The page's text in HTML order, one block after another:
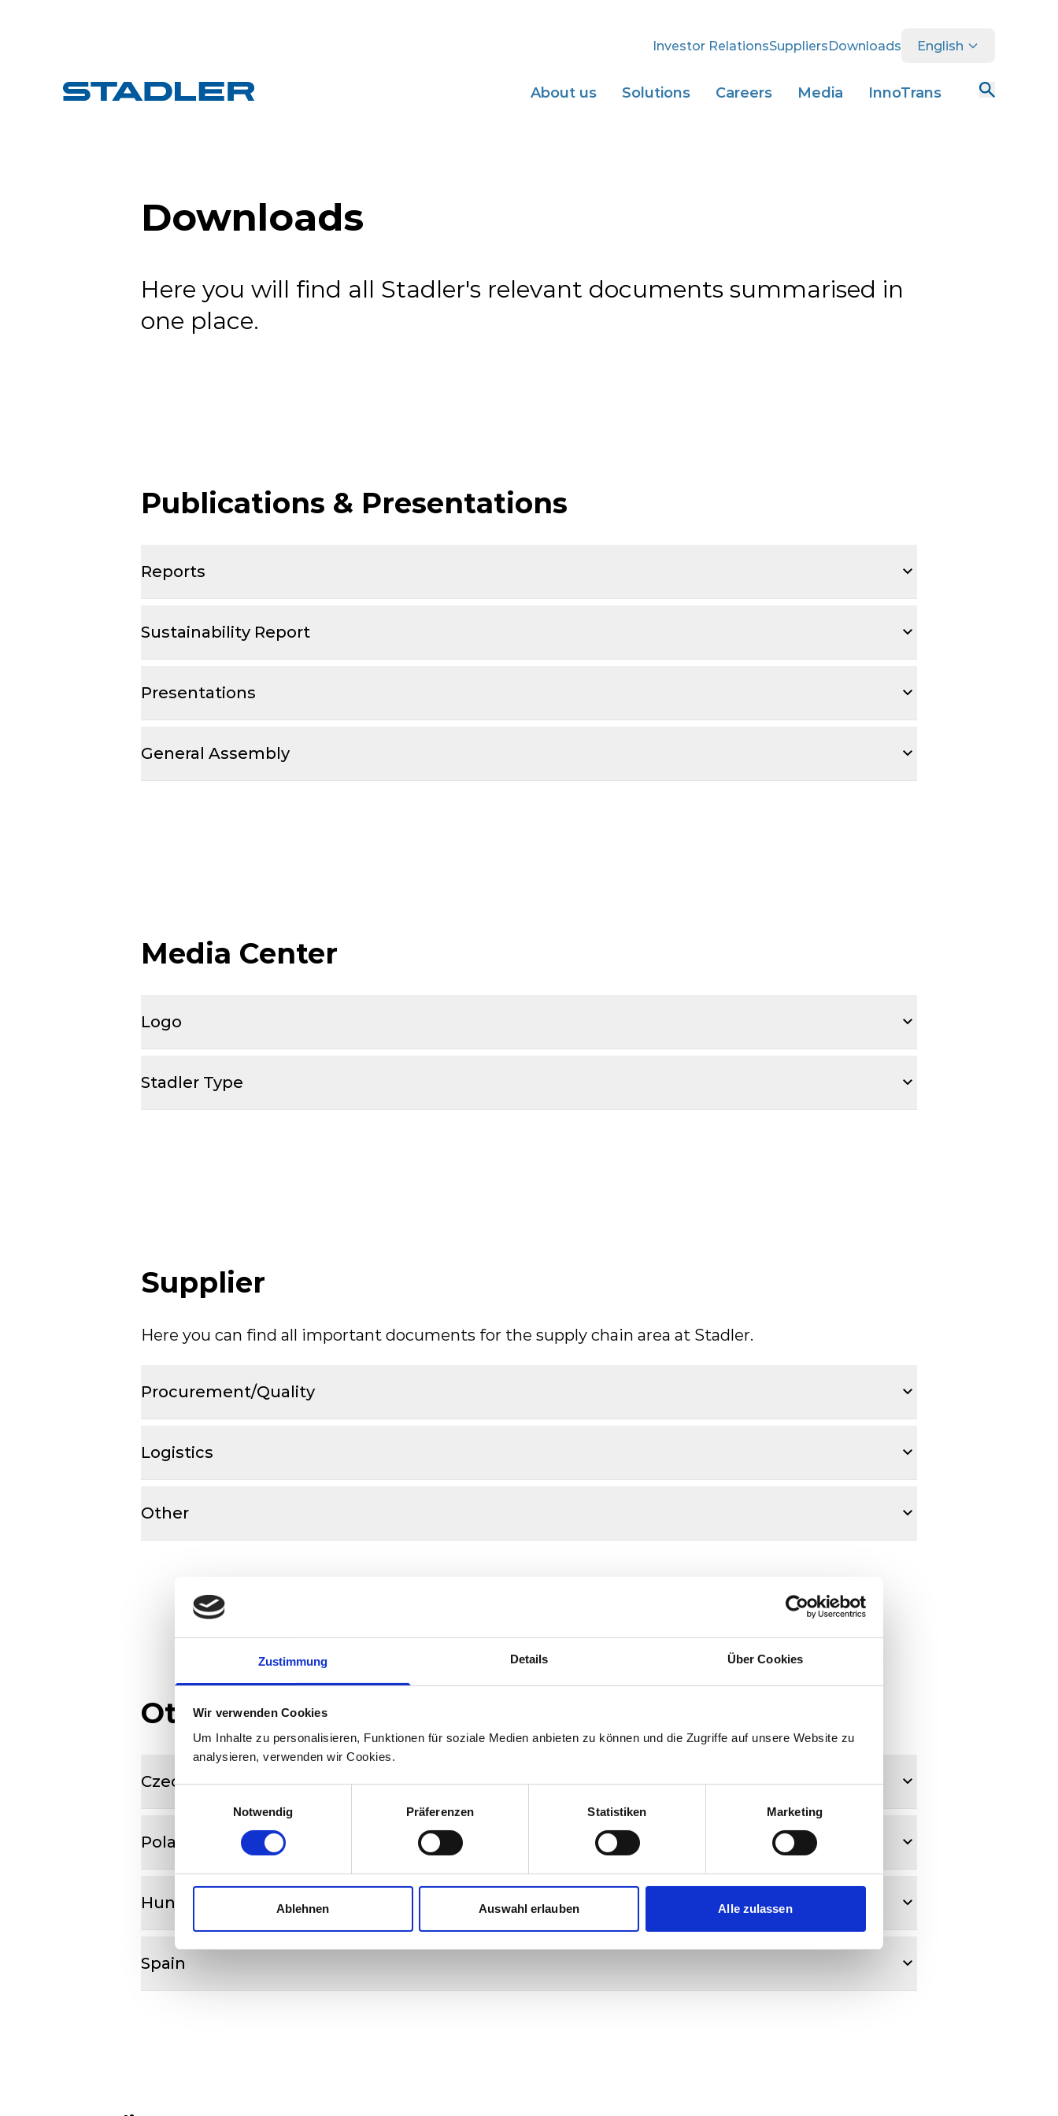
Zustimmung Details Über Cookies
Wir verwenden Cookies
Um Inhalte zu personalisieren, Funktionen für soziale Medien anbieten zu können und die Zugriffe auf unsere Website zu
analysieren, verwenden wir Cookies.
Notwendig
Präferenzen Statistiken Marketing
Ablehnen Auswahl erlauben Alle zulassen
Investor RelationsSuppliersDownloads English
About us Solutions Careers Media InnoTrans
Downloads
Here you will find all Stadler's relevant documents summarised in
one place.
Publications & Presentations
Reports
Sustainability Report
Presentations
General Assembly
Media Center
Logo
Stadler Type
Supplier
Here you can find all important documents for the supply chain area at Stadler.
Procurement/Quality
Logistics
Other
Other documents
Czech Republic
Poland
Hungary
Spain